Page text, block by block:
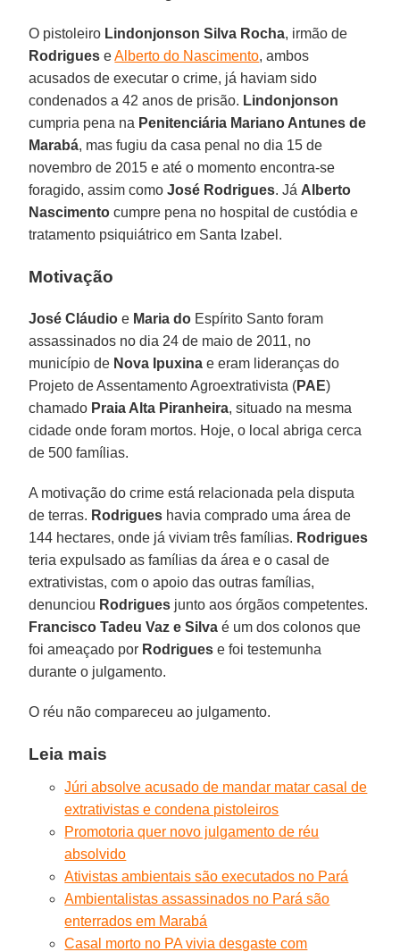
O pistoleiro Lindonjonson Silva Rocha, irmão de
Rodrigues eAlberto do Nascimento, ambos
acusados de executar o crime, já haviam sido
condenados a 42 anos de prisão. Lindonjonson
cumpria pena na Penitenciária Mariano Antunes de
Marabá, mas fugiu da casa penal no dia 15 de
novembro de 2015 e até o momento encontra-se
foragido, assim comoJosé Rodrigues. Já Alberto
Nascimento cumpre pena no hospital de custódia e
tratamento psiquiátrico em Santa Izabel.
Motivação
José Cláudio e Maria do Espírito Santo foram
assassinados no dia 24 de maio de 2011, no
município de Nova Ipuxina e eram lideranças do
Projeto de Assentamento Agroextrativista (PAE)
chamado Praia Alta Piranheira, situado na mesma
cidade onde foram mortos. Hoje, o local abriga cerca
de 500 famílias.
A motivação do crime está relacionada pela disputa
de terras. Rodrigues havia comprado uma área de
144 hectares, onde já viviam três famílias. Rodrigues
teria expulsado as famílias da área e o casal de
extrativistas, com o apoio das outras famílias,
denunciou Rodrigues junto aos órgãos competentes.
Francisco Tadeu Vaz e Silva é um dos colonos que
foi ameaçado por Rodrigues e foi testemunha
durante o julgamento.
O réu não compareceu ao julgamento.
Leia mais
Júri absolve acusado de mandar matar casal de
extrativistas e condena pistoleiros
Promotoria quer novo julgamento de réu
absolvido
Ativistas ambientais são executados no Pará
Ambientalistas assassinados no Pará são
enterrados em Marabá
Casal morto no PA vivia desgaste com